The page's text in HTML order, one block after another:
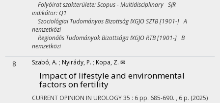
Folyóirat szakterülete: Scopus - Multidisciplinary SJR
indikátor: Q1
Szociológiai Tudományos Bizottság IXGJO SZTB [1901-] A
nemzetközi
Regionális Tudományok Bizottsága IXGJO RTB [1901-] B
nemzetközi
8 Szabó, A. ; Nyirády, P. ; Kopa, Z. ✉
Impact of lifestyle and environmental
factors on fertility
CURRENT OPINION IN UROLOGY35 : 6 pp. 685-690. , 6 p. (2025)